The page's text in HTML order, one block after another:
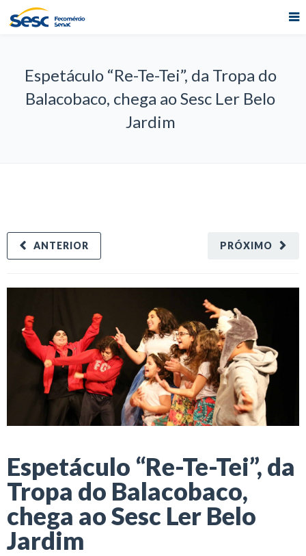
Espetáculo “Re-Te-Tei”, da Tropa do
Balacobaco, chega ao Sesc Ler Belo
Jardim
PRÓXIMO
ANTERIOR
Espetáculo “Re-Te-Tei”, da
Tropa do Balacobaco,
chega ao Sesc Ler Belo
Jardim